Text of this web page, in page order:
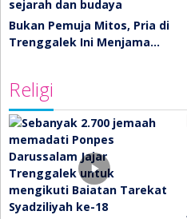
Bukan Pemuja Mitos, Pria di
Trenggalek Ini Menjama…
Religi